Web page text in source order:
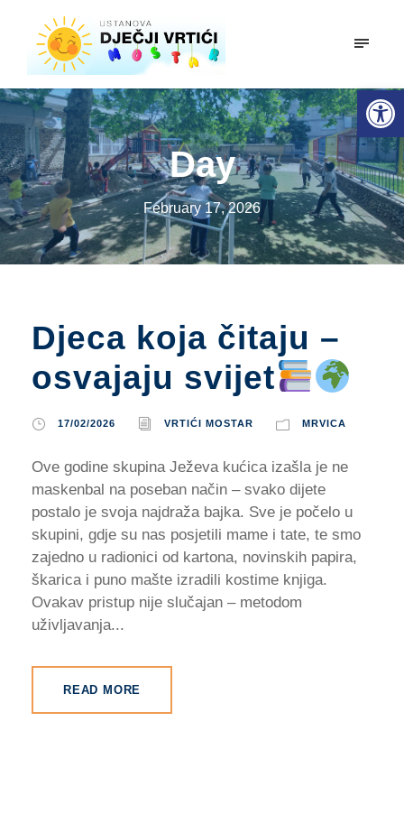
Open toolbar
Day
February 17, 2026
Djeca koja čitaju –
osvajaju svijet
17/02/2026 VRTIĆI MOSTAR MRVICA
Ove godine skupina Ježeva kućica izašla je ne
maskenbal na poseban način – svako dijete
postalo je svoja najdraža bajka. Sve je počelo u
skupini, gdje su nas posjetili mame i tate, te smo
zajedno u radionici od kartona, novinskih papira,
škarica i puno mašte izradili kostime knjiga.
Ovakav pristup nije slučajan – metodom
uživljavanja...
READ MORE